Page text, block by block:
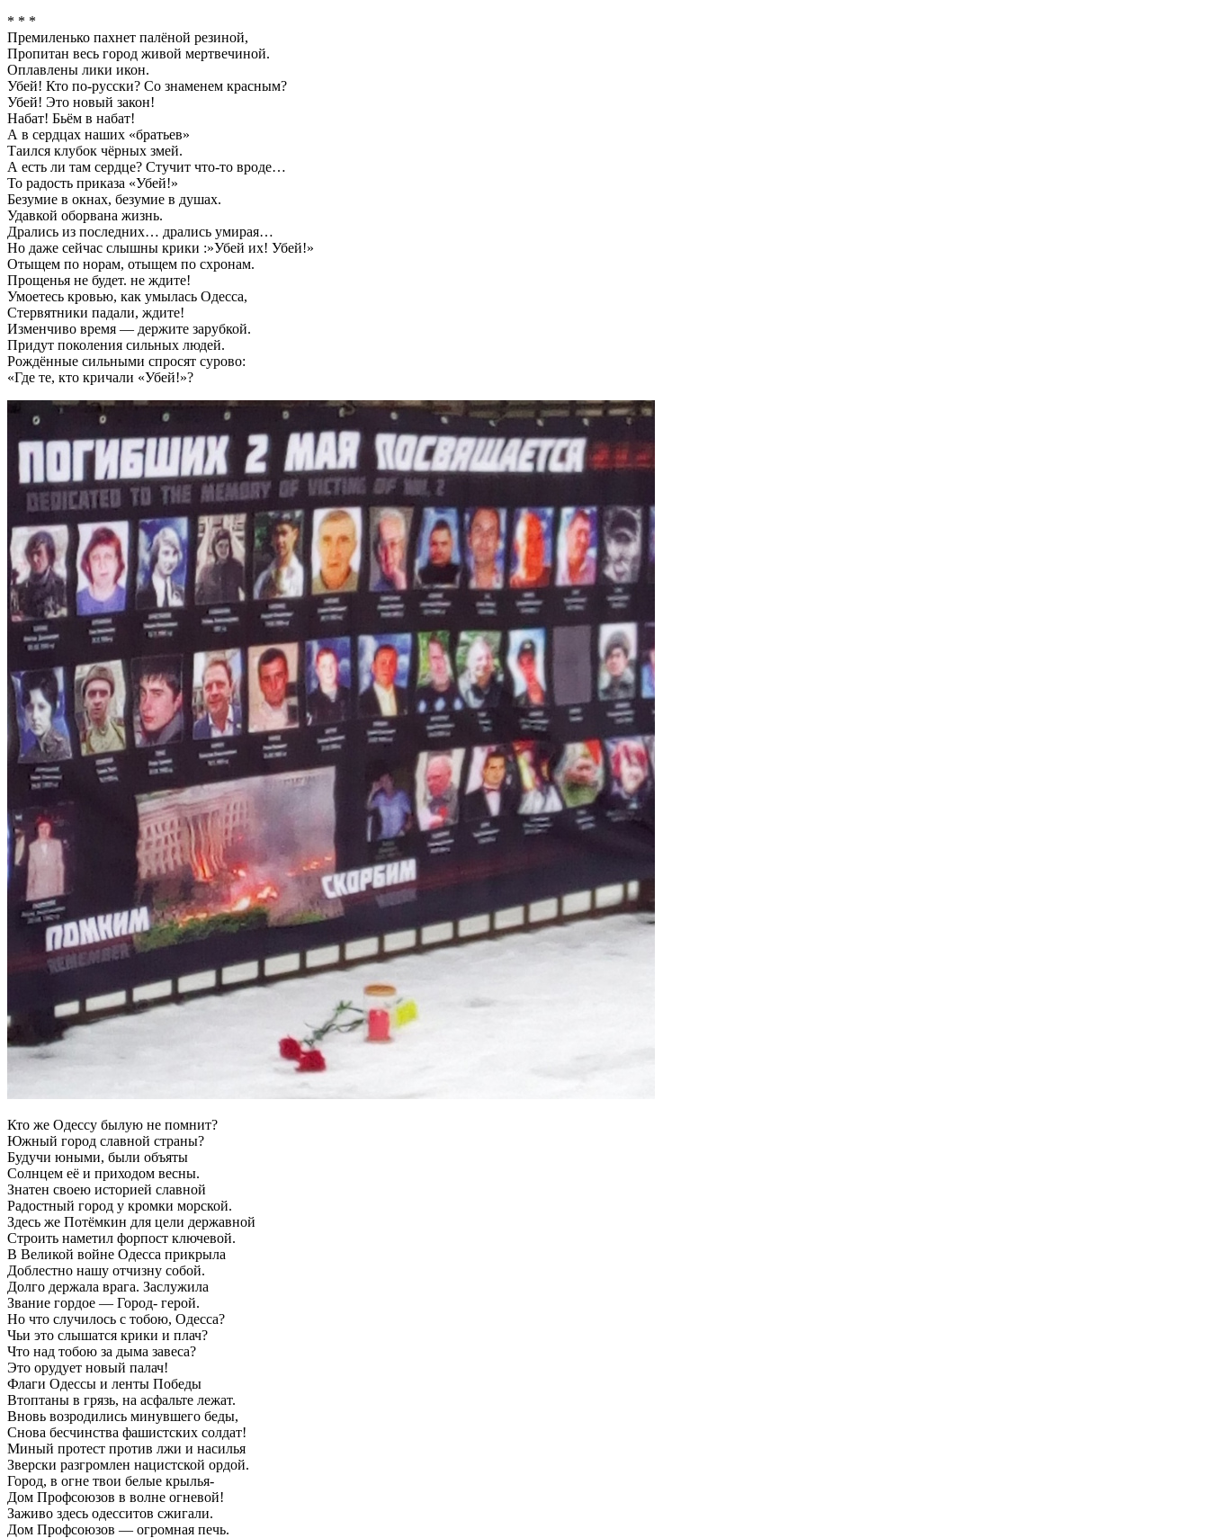
* * *
Премиленько пахнет палёной резиной,
Пропитан весь город живой мертвечиной.
Оплавлены лики икон.
Убей! Кто по-русски? Со знаменем красным?
Убей! Это новый закон!
Набат! Бьём в набат!
А в сердцах наших «братьев»
Таился клубок чёрных змей.
А есть ли там сердце? Стучит что-то вроде…
То радость приказа «Убей!»
Безумие в окнах, безумие в душах.
Удавкой оборвана жизнь.
Дрались из последних… дрались умирая…
Но даже сейчас слышны крики :»Убей их! Убей!»
Отыщем по норам, отыщем по схронам.
Прощенья не будет. не ждите!
Умоетесь кровью, как умылась Одесса,
Стервятники падали, ждите!
Изменчиво время — держите зарубкой.
Придут поколения сильных людей.
Рождённые сильными спросят сурово:
«Где те, кто кричали «Убей!»?
Кто же Одессу былую не помнит?
Южный город славной страны?
Будучи юными, были объяты
Солнцем её и приходом весны.
Знатен своею историей славной
Радостный город у кромки морской.
Здесь же Потёмкин для цели державной
Строить наметил форпост ключевой.
В Великой войне Одесса прикрыла
Доблестно нашу отчизну собой.
Долго держала врага. Заслужила
Звание гордое — Город- герой.
Но что случилось с тобою, Одесса?
Чьи это слышатся крики и плач?
Что над тобою за дыма завеса?
Это орудует новый палач!
Флаги Одессы и ленты Победы
Втоптаны в грязь, на асфальте лежат.
Вновь возродились минувшего беды,
Снова бесчинства фашистских солдат!
Миный протест против лжи и насилья
Зверски разгромлен нацистской ордой.
Город, в огне твои белые крылья-
Дом Профсоюзов в волне огневой!
Заживо здесь одесситов сжигали.
Дом Профсоюзов — огромная печь.